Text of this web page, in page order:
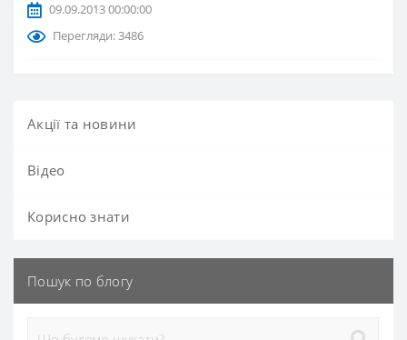
09.09.2013 00:00:00
Перегляди: 3486
Акції та новини
Вiдео
Корисно знати
Пошук по блогу